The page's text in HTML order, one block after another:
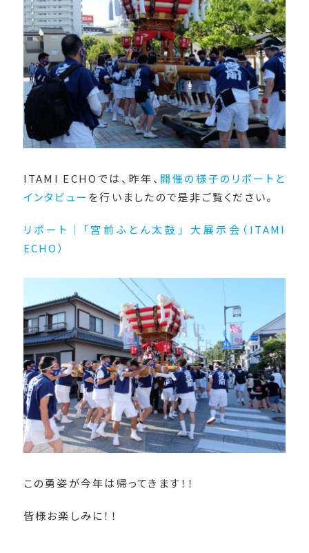
ITAMI ECHOでは、昨年、 開催の様子のリポートと
インタビュー を行いましたので是非ご覧ください。
リポート｜「宮前ふとん太鼓」 大展示会（ITAMI
ECHO）
この勇姿が今年は帰ってきます！！
皆様お楽しみに！！